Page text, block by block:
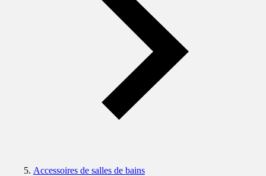
Accessoires de salles de bains